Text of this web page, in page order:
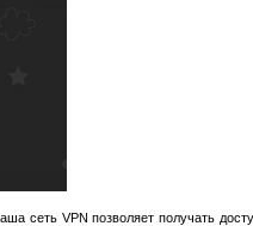
сеть VPN позволяет получать